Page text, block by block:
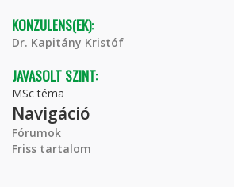
KONZULENS(EK):
Dr. Kapitány Kristóf
JAVASOLT SZINT:
MSc téma
Navigáció
Fórumok
Friss tartalom